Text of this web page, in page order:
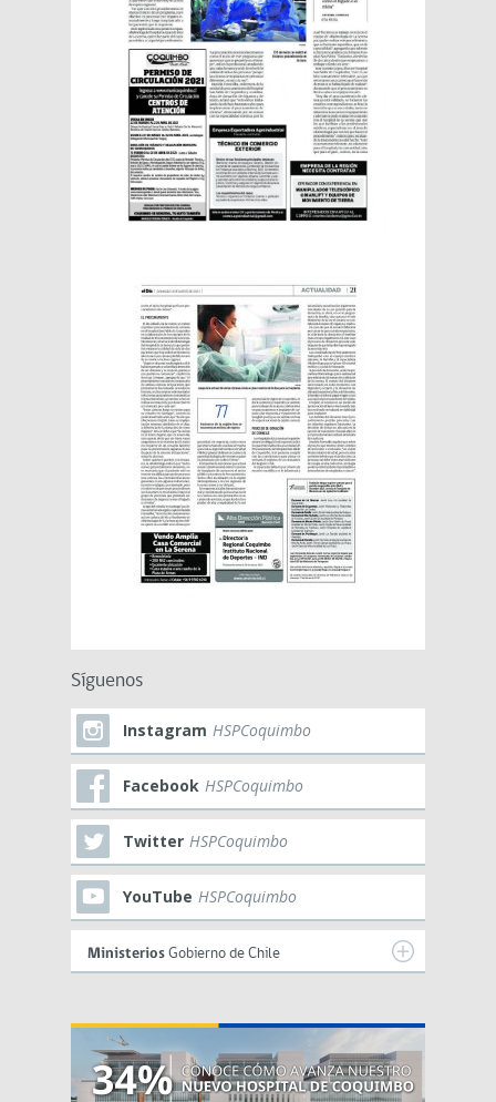
Síguenos
Instagram HSPCoquimbo
Facebook HSPCoquimbo
Twitter HSPCoquimbo
YouTube HSPCoquimbo
Ministerios Gobierno de Chile